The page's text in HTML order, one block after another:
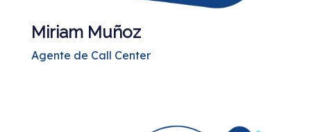
Miriam Muñoz
Agente de Call Center